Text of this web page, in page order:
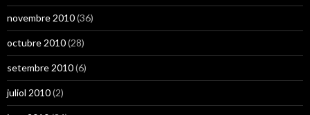
novembre 2010(36)
octubre 2010(28)
setembre 2010(6)
juliol 2010(2)